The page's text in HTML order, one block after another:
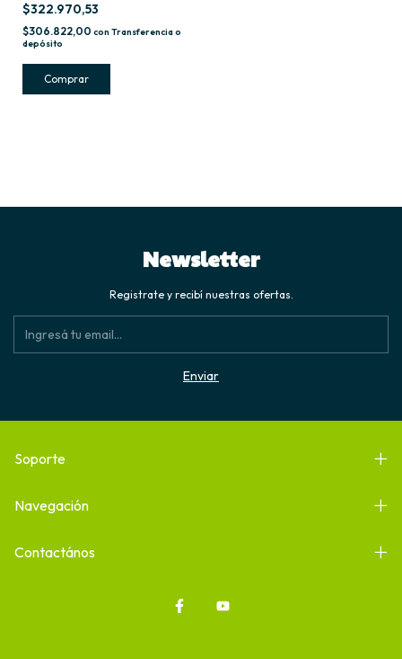
$322.970,53
$306.822,00 con Transferencia o
depósito
Newsletter
Registrate y recibí nuestras ofertas.
Soporte
Navegación
Contactános